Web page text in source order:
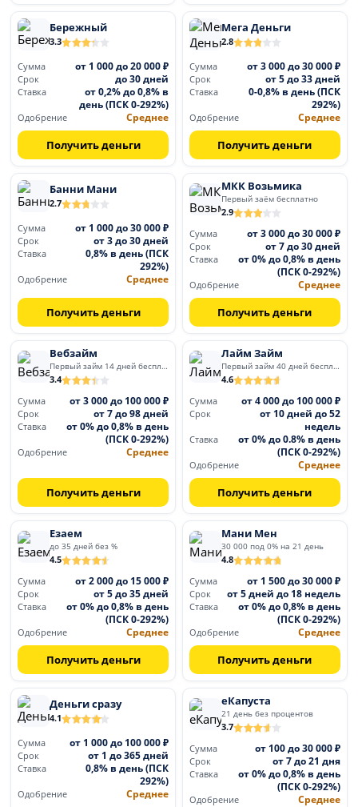
Бережный
3.3
Сумма от 1 000 до 20 000 ₽
Срок до 30 дней
Ставка
от 0,2% до 0,8% в
день (ПСК 0-292%)
Одобрение Среднее
Получить деньги
Мега Деньги
2.8
Сумма от 3 000 до 30 000 ₽
Срок от 5 до 33 дней
Ставка
0-0,8% в день (ПСК
292%)
Одобрение Среднее
Получить деньги
Банни Мани
2.7
Сумма от 1 000 до 30 000 ₽
Срок от 3 до 30 дней
Ставка
0,8% в день (ПСК
292%)
Одобрение Среднее
Получить деньги
МКК Возьмика
Первый заём бесплатно
2.9
Сумма
от 3 000 до 30 000 ₽
Срок от 7 до 30 дней
Ставка
от 0% до 0,8% в день
(ПСК 0-292%)
Одобрение Среднее
Получить деньги
Вебзайм
Первый займ 14 дней бесплатно
3.4
Сумма
от 3 000 до 100 000 ₽
Срок от 7 до 98 дней
Ставка
от 0% до 0,8% в день
(ПСК 0-292%)
Одобрение Среднее
Получить деньги
Лайм Займ
Первый займ 40 дней бесплатно
4.6
Сумма
от 4 000 до 100 000 ₽
Срок
от 10 дней до 52
недель
Ставка
от 0% до 0.8% в день
(ПСК 0-292%)
Одобрение Среднее
Получить деньги
Езаем
до 35 дней без %
4.5
Сумма
от 2 000 до 15 000 ₽
Срок от 5 до 35 дней
Ставка
от 0% до 0,8% в день
(ПСК 0-292%)
Одобрение Среднее
Получить деньги
Мани Мен
30 000 под 0% на 21 день
4.8
Сумма
от 1 500 до 30 000 ₽
Срок от 5 дней до 18 недель
Ставка
от 0% до 0,8% в день
(ПСК 0-292%)
Одобрение Среднее
Получить деньги
Деньги сразу
4.1
Сумма от 1 000 до 100 000 ₽
Срок от 1 до 365 дней
Ставка
0,8% в день (ПСК
292%)
Одобрение Среднее
еКапуста
21 день без процентов
3.7
Сумма
от 100 до 30 000 ₽
Срок от 7 до 21 дня
Ставка
от 0% до 0,8% в день
(ПСК 0-292%)
Одобрение Среднее